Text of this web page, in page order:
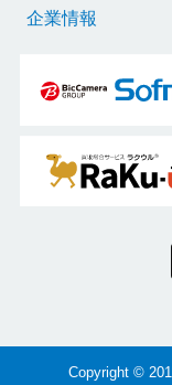
企業情報
Copyright ©